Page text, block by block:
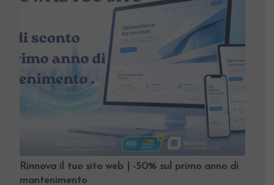
Rinnova il tuo sito web | -50% sul primo anno di
mantenimento